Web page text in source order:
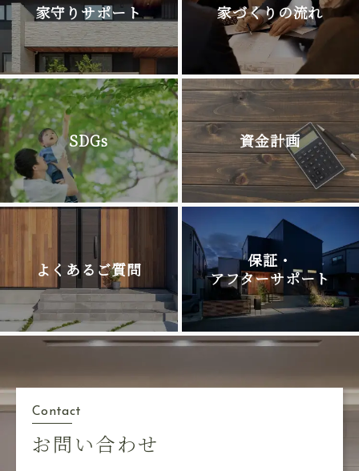
家守りサポート 家づくりの流れ
SDGs 資金計画
よくあるご質問
保証・
アフターサポート
Contact
お問い合わせ